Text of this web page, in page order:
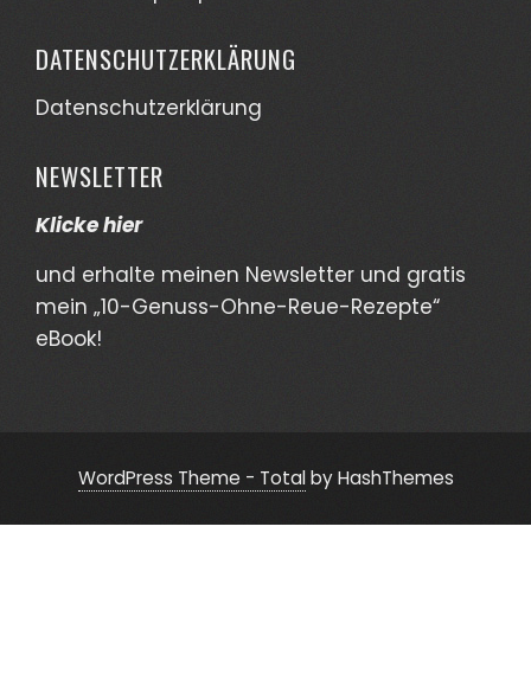
DATENSCHUTZERKLÄRUNG
Datenschutzerklärung
NEWSLETTER
Klicke hier
und erhalte meinen Newsletter und gratis
mein „10-Genuss-Ohne-Reue-Rezepte“
eBook!
WordPress Theme - Totalby HashThemes